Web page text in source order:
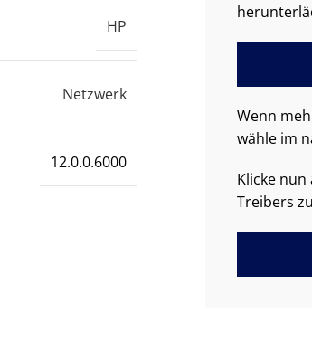
HP
Netzwerk
12.0.0.6000
Wenn
wähle im
Klicke
Treibers